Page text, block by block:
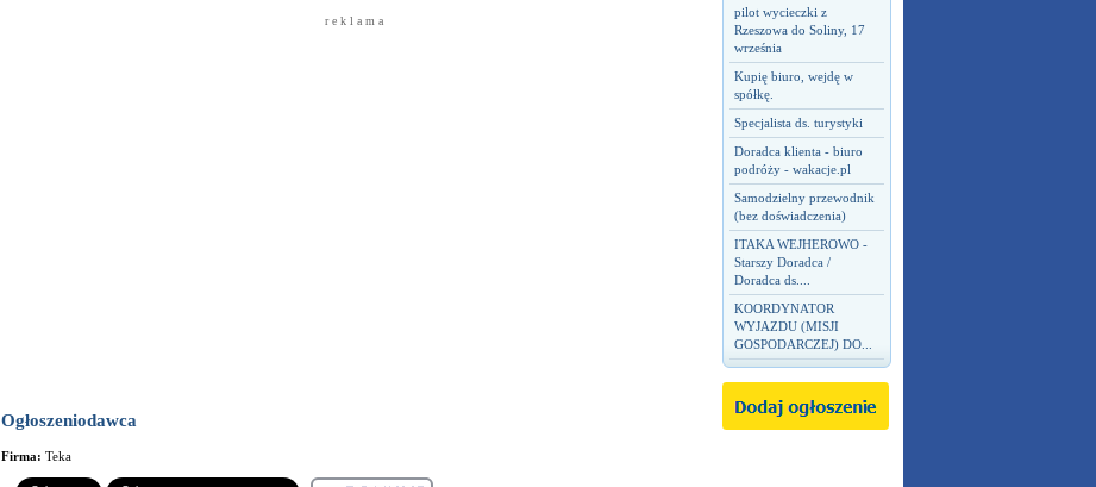
pilot wycieczki z
Rzeszowa do Soliny, 17
września
Kupię biuro, wejdę w
spółkę.
Specjalista ds. turystyki
Doradca klienta - biuro
podróży - wakacje.pl
Samodzielny przewodnik
(bez doświadczenia)
ITAKA WEJHEROWO -
Starszy Doradca /
Doradca ds....
KOORDYNATOR
WYJAZDU (MISJI
GOSPODARCZEJ) DO...
r e k l a m a
Ogłoszeniodawca
Firma: Teka